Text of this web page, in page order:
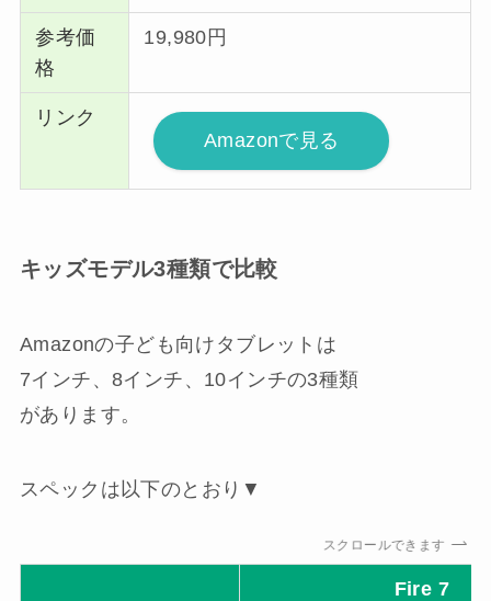
参考価
格
19,980円
リンク
Amazonで見る
キッズモデル3種類で比較
Amazonの子ども向けタブレットは
7インチ、8インチ、10インチの3種類
があります。
スペックは以下のとおり▼
スクロールできます
Fire 7